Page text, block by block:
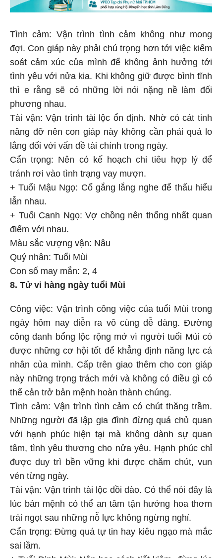
Tình cảm: Vận trình tình cảm không như mong
đợi. Con giáp này phải chú trọng hơn tới việc kiểm
soát cảm xúc của mình để không ảnh hưởng tới
tình yêu với nửa kia. Khi không giữ được bình tĩnh
thì e rằng sẽ có những lời nói nặng nề làm đối
phương nhau.
Tài vận: Vận trình tài lộc ổn định. Nhờ có cát tinh
nâng đỡ nên con giáp này không cần phải quá lo
lắng đối với vấn đề tài chính trong ngày.
Cẩn trọng: Nên có kế hoạch chi tiêu hợp lý để
tránh rơi vào tình trạng vay mượn.
+ Tuổi Mậu Ngọ: Cố gắng lắng nghe để thấu hiểu
lẫn nhau.
+ Tuổi Canh Ngọ: Vợ chồng nên thống nhất quan
điểm với nhau.
Màu sắc vượng vận: Nâu
Quý nhân: Tuổi Mùi
Con số may mắn: 2, 4
8. Tử vi hàng ngày tuổi Mùi
Công việc: Vận trình công việc của tuổi Mùi trong
ngày hôm nay diễn ra vô cùng dễ dàng. Đường
công danh bổng lộc rộng mở vì người tuổi Mùi có
được những cơ hội tốt để khẳng định năng lực cá
nhân của mình. Cấp trên giao thêm cho con giáp
này những trọng trách mới và không có điều gì có
thể cản trở bản mệnh hoàn thành chúng.
Tình cảm: Vận trình tình cảm có chút thăng trầm.
Những người đã lập gia đình đừng quá chủ quan
với hạnh phúc hiện tại mà không dành sự quan
tâm, tình yêu thương cho nửa yêu. Hạnh phúc chỉ
được duy trì bền vững khi được chăm chút, vun
vén từng ngày.
Tài vận: Vận trình tài lộc dồi dào. Có thể nói đây là
lúc bản mệnh có thể an tâm tận hưởng hoa thơm
trái ngọt sau những nỗ lực không ngừng nghỉ.
Cẩn trọng: Đừng quá tự tin hay kiêu ngạo mà mắc
sai lầm.